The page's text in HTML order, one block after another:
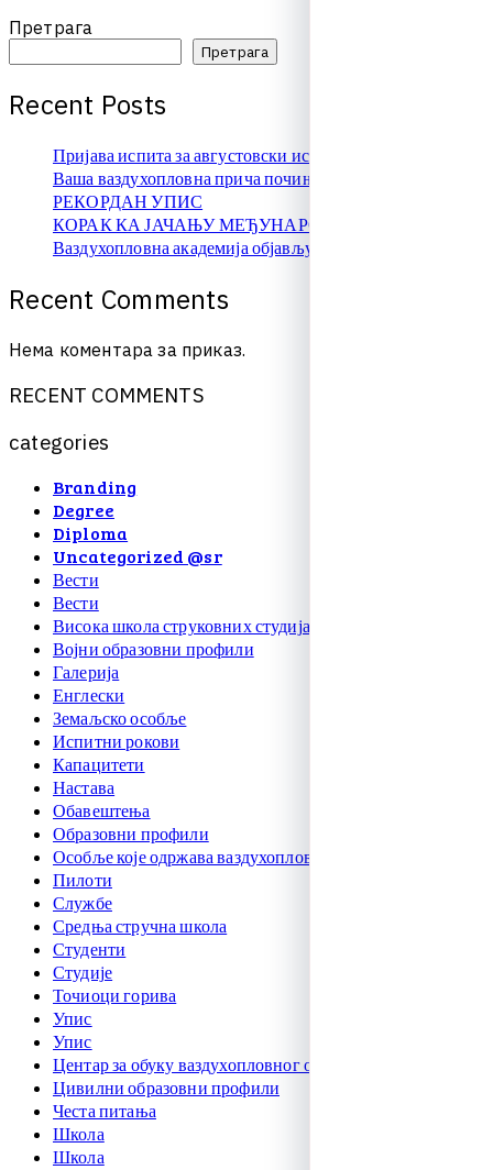
Претрага
Претрага
Recent Posts
Пријава испита за августовски испитни рок
Ваша ваздухопловна прича почиње овде!
РЕКОРДАН УПИС
КОРАК КА ЈАЧАЊУ МЕЂУНАРОДНЕ САРАДЊЕ
Ваздухопловна академија објављује упис на � …
Recent Comments
Нема коментара за приказ.
RECENT COMMENTS
categories
Branding
Degree
Diploma
Uncategorized @sr
Вести
Вести
Висока школа струковних студија
Војни образовни профили
Галерија
Енглески
Земаљско особље
Испитни рокови
Капацитети
Настава
Обавештења
Образовни профили
Особље које одржава ваздухоплове
Пилоти
Службе
Средња стручна школа
Студенти
Студије
Точиоци горива
Упис
Упис
Центар за обуку ваздухопловног особља
Цивилни образовни профили
Честа питања
Школа
Школа